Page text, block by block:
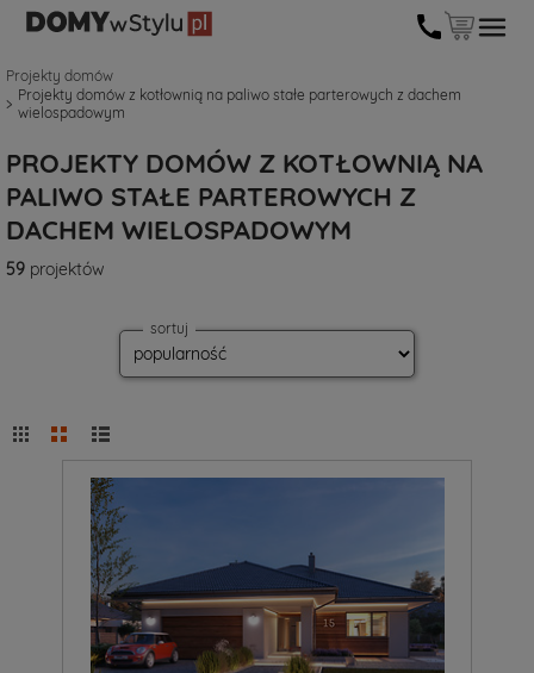
Projekty domów
Projekty domów z kotłownią na paliwo stałe parterowych z dachem
wielospadowym
PROJEKTY DOMÓW Z KOTŁOWNIĄ NA
PALIWO STAŁE PARTEROWYCH Z
DACHEM WIELOSPADOWYM
59 projektów
sortuj